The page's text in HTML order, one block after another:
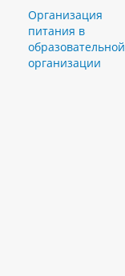
Организация
питания в
образовательной
организации